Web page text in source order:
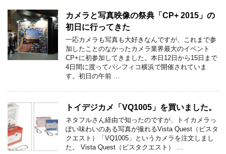
カメラと写真映像の祭典「CP+ 2015」の
初日に行ってきた
一応カメラも写真も大好きなんですが、これまで参
加したことのなかったカメラ業界最大のイベント
CP+に初参加してきました。本日12日から15日まで
4日間に渡ってパシフィコ横浜で開催されていま
す。初日の午前 …
トイデジカメ「VQ1005」を買いました。
ネタフルさん経由で知ったのですが、トイカメラっ
ぽい味わいのある写真が撮れるVista Quest（ビスタ
クエスト）「VQ1005」というカメラを注文しまし
た。 Vista Quest（ビスタクエスト） …